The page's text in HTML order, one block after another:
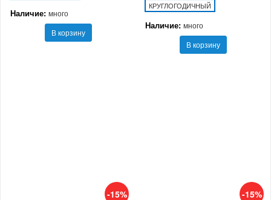
Наличие: много
В корзину
КРУГЛОГОДИЧНЫЙ
Наличие: много
В корзину
-15% -15%